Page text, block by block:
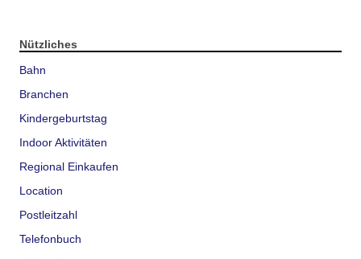
Nützliches
Bahn
Branchen
Kindergeburtstag
Indoor Aktivitäten
Regional Einkaufen
Location
Postleitzahl
Telefonbuch